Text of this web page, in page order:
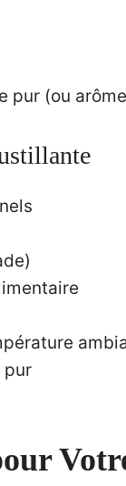
pur (ou
pur